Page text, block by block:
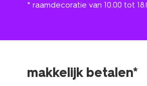
* raamdecoratie van 10.00 tot
makkelijk betalen*